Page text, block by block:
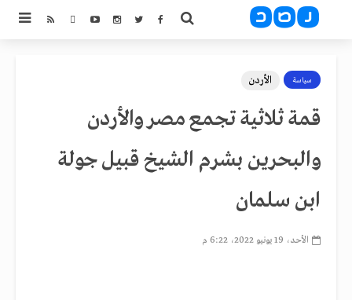
سياسة الأردن
قمة ثلاثية تجمع مصر والأردن
والبحرين بشرم الشيخ قبيل جولة
ابن سلمان
الأحد، 19 يونيو 2022، 6:22 م